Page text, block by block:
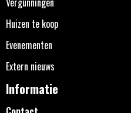
Huizen te koop
Evenementen
Extern nieuws
Informatie